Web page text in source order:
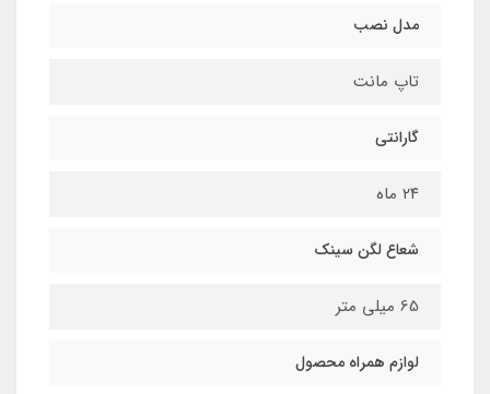
مدل نصب
تاپ مانت
گارانتی
٢٤ ماه
شعاع لگن سینک
65 میلی متر
لوازم همراه محصول